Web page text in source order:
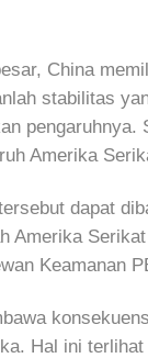
China
stabilitas
Amerika
dapat
Amerika
Keamanan
Hal ini